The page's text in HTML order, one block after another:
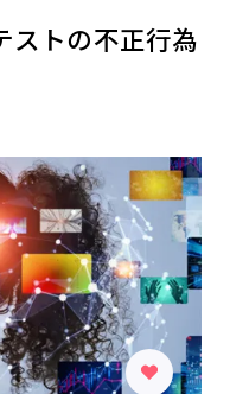
ストの不正行為